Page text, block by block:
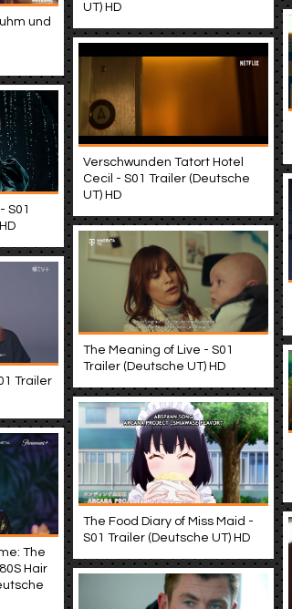
UT) HD
und
Verschwunden Tatort Hotel
Cecil - S01 Trailer (Deutsche
UT) HD
S01
The Meaning of Live - S01
Trailer (Deutsche UT) HD
Trailer
The Food Diary of Miss Maid -
S01 Trailer (Deutsche UT) HD
The
Hair